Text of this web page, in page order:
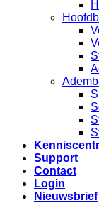
Support
Contact
Login
Nieuwsbrief